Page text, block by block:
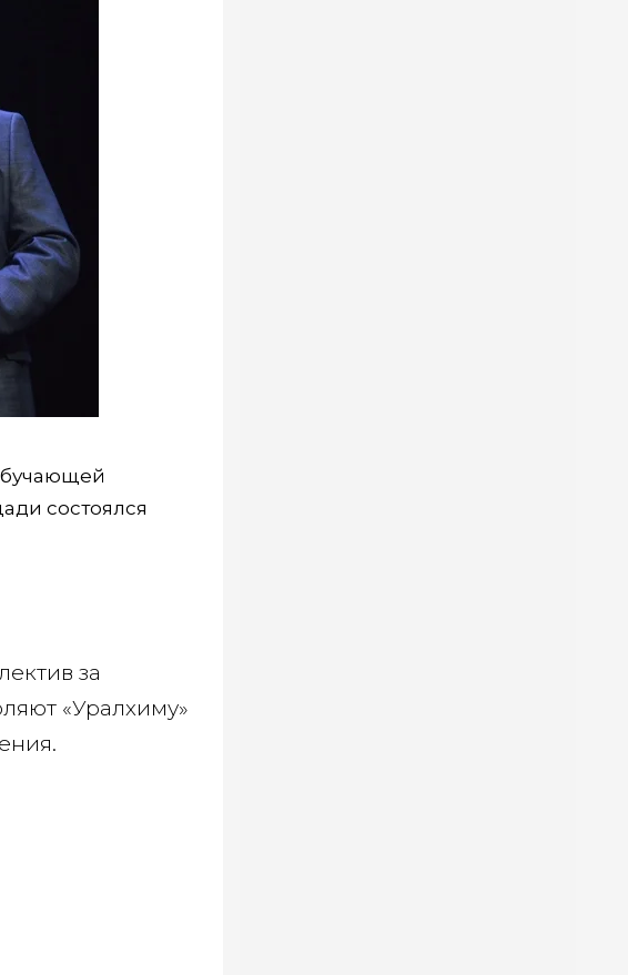
состоялся
за
«Уралхиму»